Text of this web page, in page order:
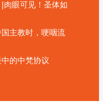
|肉眼可见！圣体如
主教时，哽咽流
的中梵协议